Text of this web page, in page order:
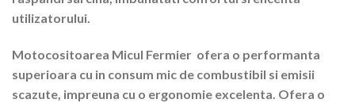
utilizatorului.
Motocositoarea Micul Fermier ofera o performanta
superioara cu in consum mic de combustibil si emisii
scazute, impreuna cu o ergonomie excelenta. Ofera o